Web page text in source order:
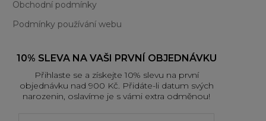
Obchodní podmínky
Podmínky používání webu
10% SLEVA NA VAŠI PRVNÍ OBJEDNÁVKU
Přihlaste se a získejte 10% slevu na první
objednávku nad 900 Kč. Přidáte-li datum svých
narozenin, oslavíme je s vámi extra odměnou!